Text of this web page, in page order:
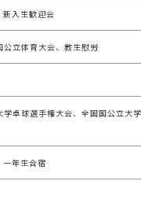
新入生歓迎会
公立体育大会、教生慰労
学卓球選手権大会、全国国公立大
一年生合宿